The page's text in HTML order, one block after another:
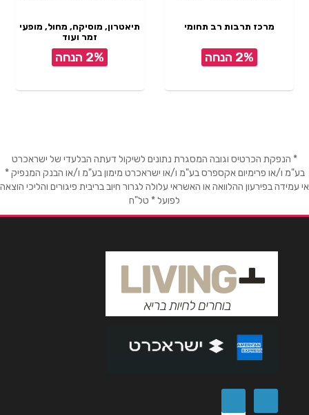
מרכז תרבות רב תחומי
2% הנחה
תיאטרון, מוסיקה, מחול, מופעי
זמר ועוד
2% הנחה
* הנפקת הכרטיס וגובה המסגרת נתונים לשיקול דעתה הבלעדי של ישראכרט
בע"מ ו/או פרימיום אקספרס בע"מ ו/או ישראכרט מימון בע"מ ו/או הבנק המנפיק *
אי עמידה בפירעון ההלוואה או האשראי עלולה לגרור חיוב בריבית פיגורים והליכי הוצאה
לפועל * טל"ח